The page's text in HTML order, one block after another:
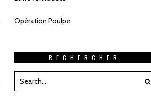
Opération Poulpe
RECHERCHER